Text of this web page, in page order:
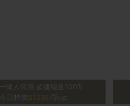
一懶人保濕 超值增量100%
今日特價
$1238 /瓶up